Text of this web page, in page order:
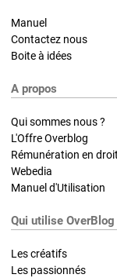
Manuel
Contactez nous
Boite à idées
A propos
Qui sommes nous ?
L'Offre Overblog
Rémunération en
Webedia
Manuel d'Utilisation
Qui utilise OverBlog
Les créatifs
Les passionnés